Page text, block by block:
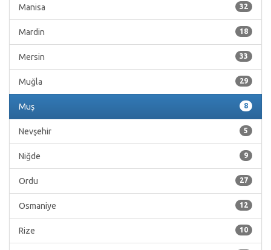
32
Manisa
18
Mardin
33
Mersin
29
Muğla
8
Muş
5
Nevşehir
9
Niğde
27
Ordu
12
Osmaniye
10
Rize